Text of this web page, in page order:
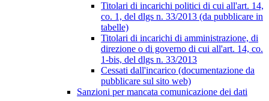
Titolari di incarichi politici di cui all'art. 14,
co. 1, del dlgs n. 33/2013 (da pubblicare in
tabelle)
Titolari di incarichi di amministrazione, di
direzione o di governo di cui all'art. 14, co.
1-bis, del dlgs n. 33/2013
Cessati dall'incarico (documentazione da
pubblicare sul sito web)
Sanzioni per mancata comunicazione dei dati